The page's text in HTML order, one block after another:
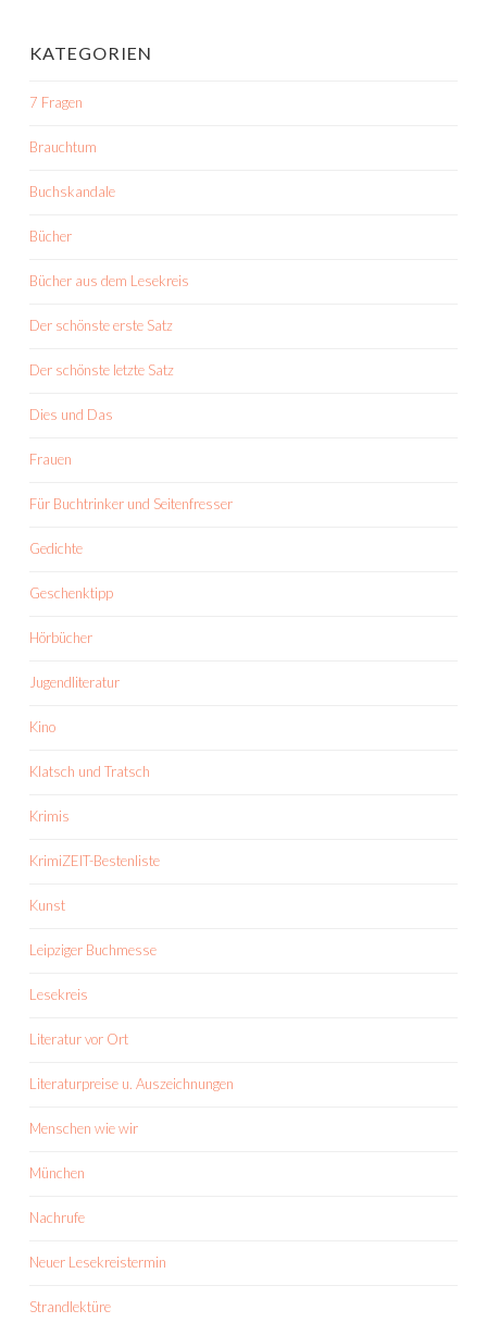
KATEGORIEN
7 Fragen
Brauchtum
Buchskandale
Bücher
Bücher aus dem Lesekreis
Der schönste erste Satz
Der schönste letzte Satz
Dies und Das
Frauen
Für Buchtrinker und Seitenfresser
Gedichte
Geschenktipp
Hörbücher
Jugendliteratur
Kino
Klatsch und Tratsch
Krimis
KrimiZEIT-Bestenliste
Kunst
Leipziger Buchmesse
Lesekreis
Literatur vor Ort
Literaturpreise u. Auszeichnungen
Menschen wie wir
München
Nachrufe
Neuer Lesekreistermin
Strandlektüre